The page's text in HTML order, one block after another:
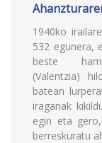
1940ko
532 egunera,
beste
(Valentzia)
batean
iraganak
egin eta
berreskuratu